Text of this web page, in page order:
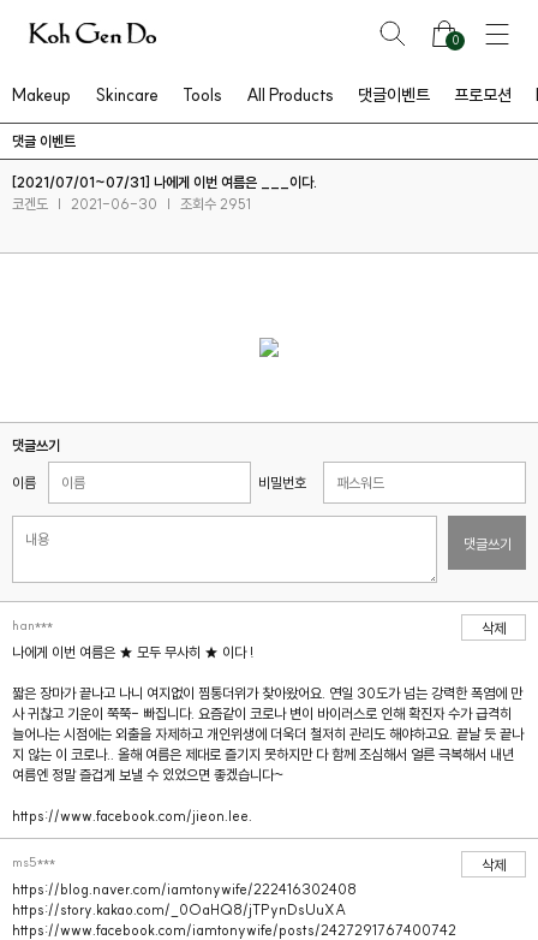
0
Makeup Skincare Tools All Products 댓글이벤트 프로모션
댓글 이벤트
[2021/07/01~07/31] 나에게 이번 여름은 ___이다.
코겐도 | 2021-06-30 | 조회수 2951
댓글쓰기
이름 비밀번호
댓글쓰기
han***
삭제
나에게 이번 여름은 ★ 모두 무사히 ★ 이다 !
짧은 장마가 끝나고 나니 여지없이 찜통더위가 찾아왔어요. 연일 30도가 넘는 강력한 폭염에 만
사 귀찮고 기운이 쭉쭉- 빠집니다. 요즘같이 코로나 변이 바이러스로 인해 확진자 수가 급격히
늘어나는 시점에는 외출을 자제하고 개인위생에 더욱더 철저히 관리도 해야하고요. 끝날 듯 끝나
지 않는 이 코로나.. 올해 여름은 제대로 즐기지 못하지만 다 함께 조심해서 얼른 극복해서 내년
여름엔 정말 즐겁게 보낼 수 있었으면 좋겠습니다~
https://www.facebook.com/jieon.lee.
ms5***
삭제
https://blog.naver.com/iamtonywife/222416302408
https://story.kakao.com/_0OaHQ8/jTPynDsUuXA
https://www.facebook.com/iamtonywife/posts/2427291767400742